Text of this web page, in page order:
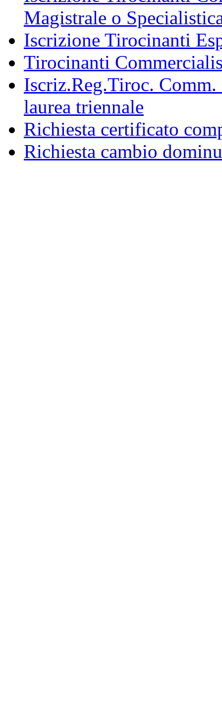
Magistrale o
Iscrizione Tirocinanti
Tirocinanti
Iscriz.Reg.Tiroc.
laurea triennale
Richiesta certificato
Richiesta cambio